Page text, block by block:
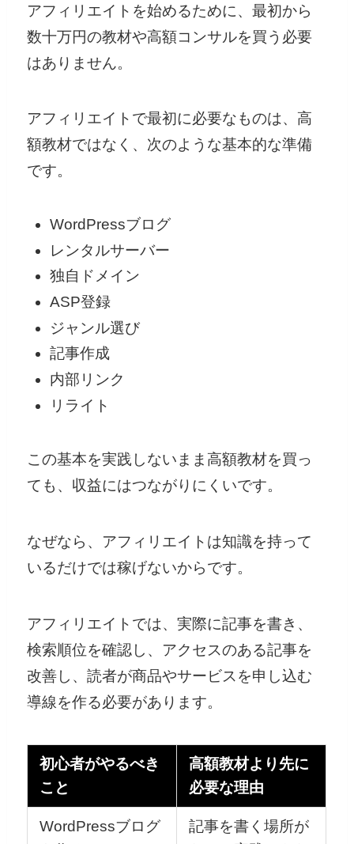
アフィリエイトを始めるために、最初から
数十万円の教材や高額コンサルを買う必要
はありません。
アフィリエイトで最初に必要なものは、高
額教材ではなく、次のような基本的な準備
です。
WordPressブログ
レンタルサーバー
独自ドメイン
ASP登録
ジャンル選び
記事作成
内部リンク
リライト
この基本を実践しないまま高額教材を買っ
ても、収益にはつながりにくいです。
なぜなら、アフィリエイトは知識を持って
いるだけでは稼げないからです。
アフィリエイトでは、実際に記事を書き、
検索順位を確認し、アクセスのある記事を
改善し、読者が商品やサービスを申し込む
導線を作る必要があります。
初心者がやるべき
こと
高額教材より先に
必要な理由
WordPressブログ
記事を書く場所が